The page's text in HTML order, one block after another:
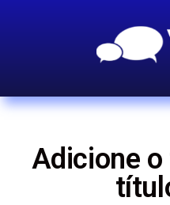
Adicione